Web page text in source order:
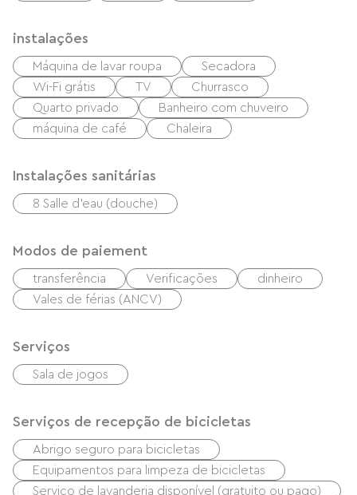
instalações
Máquina de lavar roupa
Secadora
Wi-Fi grátis
TV
Churrasco
Quarto privado
Banheiro com chuveiro
máquina de café
Chaleira
Instalações sanitárias
8 Salle d'eau (douche)
Modos de paiement
transferência Verificações
dinheiro
Vales de férias (ANCV)
Serviços
Sala de jogos
Serviços de recepção de bicicletas
Abrigo seguro para bicicletas
Equipamentos para limpeza de bicicletas
Serviço de lavanderia disponível (gratuito ou pago)